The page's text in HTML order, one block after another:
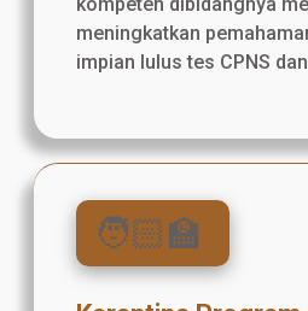
kompeten dibidangnya
meningkatkan
impian lulus tes CPNS
🧑🏻‍🏫